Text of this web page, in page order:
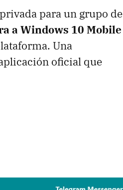
para un grupo de
a Windows 10 Mobile
Una
oficial que